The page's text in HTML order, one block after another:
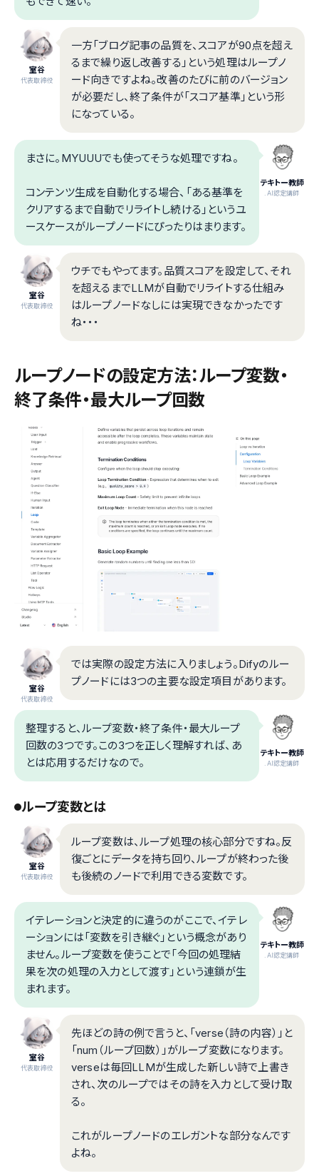
室谷
代表取締役
一方「ブログ記事の品質を、スコアが90点を超え
るまで繰り返し改善する」という処理はループノ
ード向きですよね。改善のたびに前のバージョン
が必要だし、終了条件が「スコア基準」という形
になっている。
テキトー教師
.AI認定講師
まさに。MYUUUでも使ってそうな処理ですね。
コンテンツ生成を自動化する場合、「ある基準を
クリアするまで自動でリライトし続ける」というユ
ースケースがループノードにぴったりはまります。
室谷
代表取締役
ウチでもやってます。品質スコアを設定して、それ
を超えるまでLLMが自動でリライトする仕組み
はループノードなしには実現できなかったです
ね・・・
ループノードの設定方法：ループ変数・
終了条件・最大ループ回数
室谷
代表取締役
では実際の設定方法に入りましょう。Difyのルー
プノードには3つの主要な設定項目があります。
テキトー教師
.AI認定講師
整理すると、ループ変数・終了条件・最大ループ
回数の3つです。この3つを正しく理解すれば、あ
とは応用するだけなので。
ループ変数とは
室谷
代表取締役
ループ変数は、ループ処理の核心部分ですね。反
復ごとにデータを持ち回り、ループが終わった後
も後続のノードで利用できる変数です。
テキトー教師
.AI認定講師
イテレーションと決定的に違うのがここで、イテレ
ーションには「変数を引き継ぐ」という概念があり
ません。ループ変数を使うことで「今回の処理結
果を次の処理の入力として渡す」という連鎖が生
まれます。
室谷
代表取締役
先ほどの詩の例で言うと、「verse（詩の内容）」と
「num（ループ回数）」がループ変数になります。
verseは毎回LLMが生成した新しい詩で上書き
され、次のループではその詩を入力として受け取
る。
これがループノードのエレガントな部分なんです
よね。